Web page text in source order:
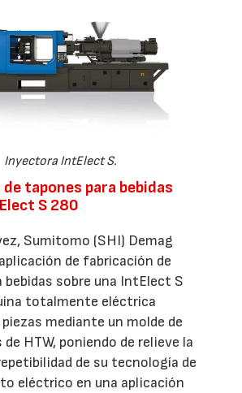
Inyectora IntElect S.
tapones para bebidas
S 280
Sumitomo (SHI) Demag
de fabricación de
bebidas sobre una IntElect S
totalmente eléctrica
mediante un molde de
HTW, poniendo de relieve la
de su tecnología de
eléctrico en una aplicación